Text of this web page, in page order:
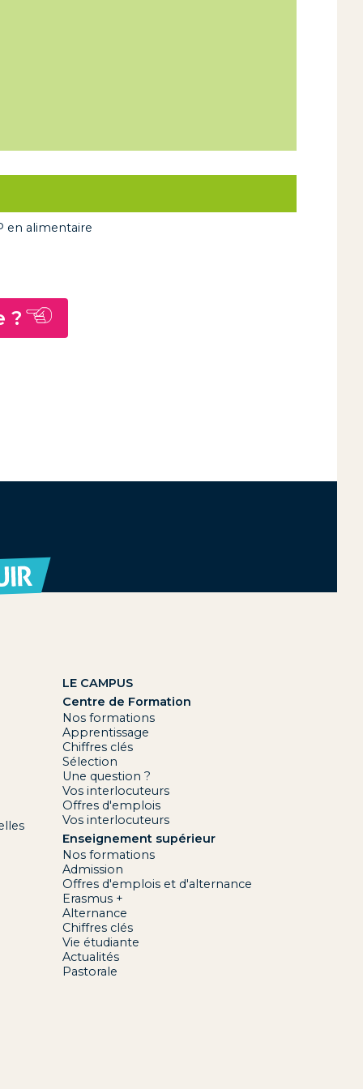
en alimentaire
?
LE CAMPUS
Centre de Formation
Nos formations
Apprentissage
Chiffres clés
Sélection
Une question ?
Vos interlocuteurs
Offres d'emplois
Vos interlocuteurs
Enseignement supérieur
Nos formations
Admission
Offres d'emplois et d'alternance
Erasmus +
Alternance
Chiffres clés
Vie étudiante
Actualités
Pastorale